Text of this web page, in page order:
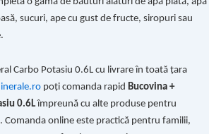
sucuri, ape cu gust de fructe, siropuri sau
Carbo Potasiu 0.6L cu livrare în toată țara
poți comanda rapid Bucovina +
0.6Lîmpreună cu alte produse pentru
Comanda online este practică pentru familii,